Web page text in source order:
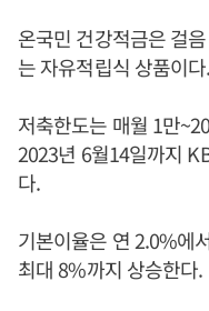
온국민 건강적금은 걸
는 자유적립식 상품이다.
저축한도는 매월 1만
2023년 6월14일까지
다.
기본이율은 연 2.0%에
최대 8%까지 상승한다.